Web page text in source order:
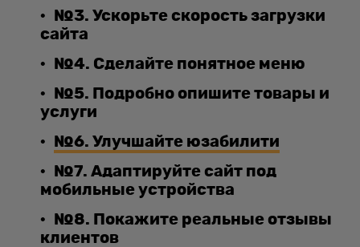
№3. Ускорьте скорость загрузки
сайта
№4. Сделайте понятное меню
№5. Подробно опишите товары и
услуги
№6. Улучшайте юзабилити
№7. Адаптируйте сайт под
мобильные устройства
№8. Покажите реальные отзывы
клиентов